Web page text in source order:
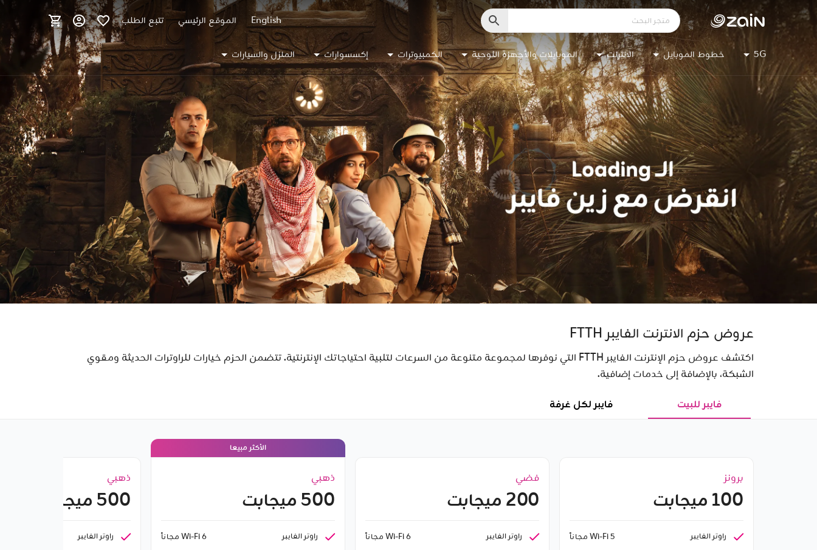
English الموقع الرئيسي تتبع الطلب
5G خطوط الموبايل الانترنت الموبايلات والأجهزة اللوحية الكمبيوترات إكسسوارات المنزل والسيارات
عروض حزم الانترنت الفايبر FTTH
اكتشف عروض حزم الإنترنت الفايبر FTTH التي نوفرها لمجموعة متنوعة من السرعات لتلبية احتياجاتك الإنترنتية. تتضمن الحزم خيارات للراوترات الحديثة ومقوي
الشبكة، بالإضافة إلى خدمات إضافية.
فايبر للبيت
فايبر لكل غرفة
برونز
100 ميجابت
راوتر الفايبر
Wi-Fi 5 مجاناً
فضي
200 ميجابت
راوتر الفايبر
Wi-Fi 6 مجاناً
الأكثر مبيعا
ذهبي
500 ميجابت
راوتر الفايبر
Wi-Fi 6 مجاناً
ذهبي
500 ميجابت
راوتر الفايبر